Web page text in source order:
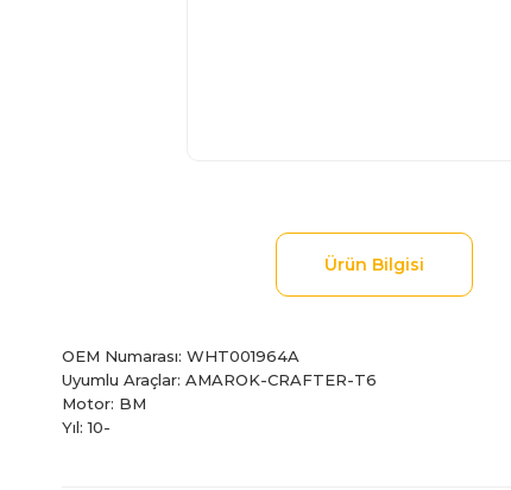
Ürün Bilgisi
OEM Numarası: WHT001964A
Uyumlu Araçlar: AMAROK-CRAFTER-T6
Motor: BM
Yıl: 10-